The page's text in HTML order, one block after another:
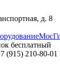
д. 8
бесплатный
(915) 210-80-01